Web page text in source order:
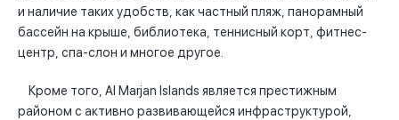
и наличие таких удобств, как частный пляж, панорамный
бассейн на крыше, библиотека, теннисный корт, фитнес-
центр, спа-слон и многое другое.
Кроме того, Al Marjan Islands является престижным
районом с активно развивающейся инфраструктурой,